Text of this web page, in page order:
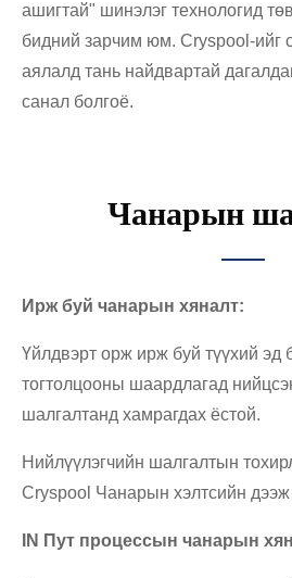
ашигтай" шинэлэг технологид
бидний зарчим юм. Cryspool-ийг
аялалд тань найдвартай
санал болгоё.
Чанарын
Ирж буй чанарын хяналт:
Үйлдвэрт орж ирж буй түүхий эд
тогтолцооны шаардлагад
шалгалтанд хамрагдах ёстой.
Нийлүүлэгчийн шалгалтын
Cryspool Чанарын хэлтсийн дээж
IN Пут процессын чанарын